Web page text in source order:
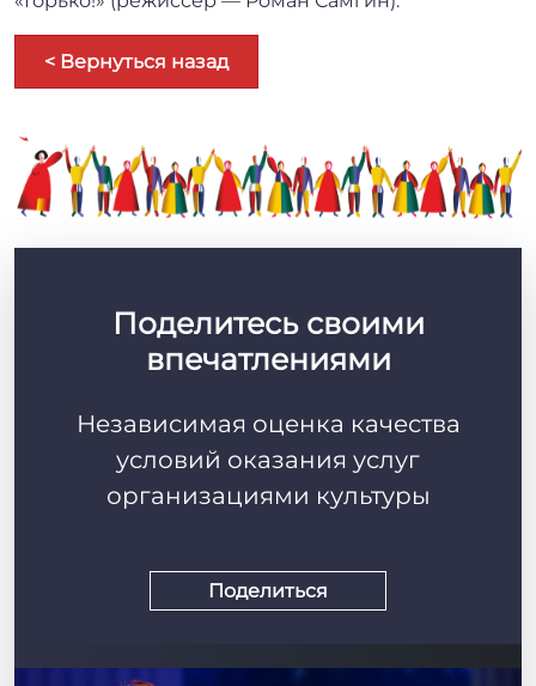
< Вернуться назад
Поделитесь своими
впечатлениями
Независимая оценка качества
условий оказания услуг
организациями культуры
Поделиться